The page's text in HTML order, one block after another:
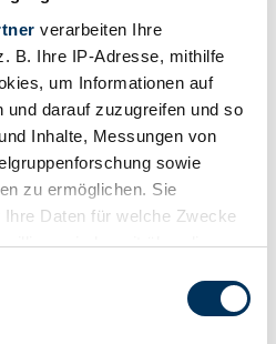
verarbeiten Ihre
B. Ihre IP-Adresse, mithilfe
um Informationen auf
darauf zuzugreifen und so
Inhalte, Messungen von
sowie
zu ermöglichen. Sie
Daten für welche Zwecke
jederzeit über die
widerrufen